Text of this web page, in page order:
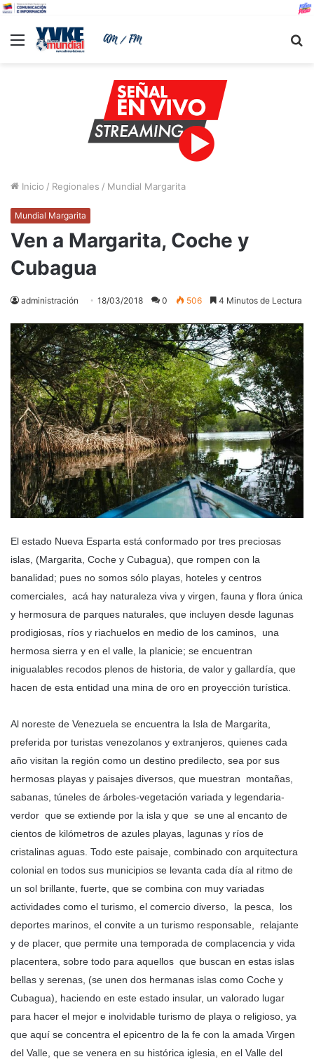
Menu
Inicio / Regionales / Mundial Margarita
Mundial Margarita
Ven a Margarita, Coche y
Cubagua
administración 18/03/2018 0 506 4 Minutos de Lectura
El estado Nueva Esparta está conformado por tres preciosas
islas, (Margarita, Coche y Cubagua), que rompen con la
banalidad; pues no somos sólo playas, hoteles y centros
comerciales, acá hay naturaleza viva y virgen, fauna y flora única
y hermosura de parques naturales, que incluyen desde lagunas
prodigiosas, ríos y riachuelos en medio de los caminos, una
hermosa sierra y en el valle, la planicie; se encuentran
inigualables recodos plenos de historia, de valor y gallardía, que
hacen de esta entidad una mina de oro en proyección turística.
Al noreste de Venezuela se encuentra la Isla de Margarita,
preferida por turistas venezolanos y extranjeros, quienes cada
año visitan la región como un destino predilecto, sea por sus
hermosas playas y paisajes diversos, que muestran montañas,
sabanas, túneles de árboles-vegetación variada y legendaria-
verdor que se extiende por la isla y que se une al encanto de
cientos de kilómetros de azules playas, lagunas y ríos de
cristalinas aguas. Todo este paisaje, combinado con arquitectura
colonial en todos sus municipios se levanta cada día al ritmo de
un sol brillante, fuerte, que se combina con muy variadas
actividades como el turismo, el comercio diverso, la pesca, los
deportes marinos, el convite a un turismo responsable, relajante
y de placer, que permite una temporada de complacencia y vida
placentera, sobre todo para aquellos que buscan en estas islas
bellas y serenas, (se unen dos hermanas islas como Coche y
Cubagua), haciendo en este estado insular, un valorado lugar
para hacer el mejor e inolvidable turismo de playa o religioso, ya
que aquí se concentra el epicentro de la fe con la amada Virgen
del Valle, que se venera en su histórica iglesia, en el Valle del